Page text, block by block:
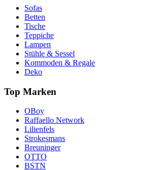
Sofas
Betten
Tische
Teppiche
Lampen
Stühle & Sessel
Kommoden & Regale
Deko
Top Marken
OBoy
Raffaello Network
Lilienfels
Strokesmans
Breuninger
OTTO
BSTN